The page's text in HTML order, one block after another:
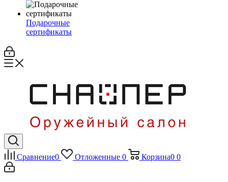
Подарочные
сертификаты
Сравнение0 Отложенные 0 Корзина0 0